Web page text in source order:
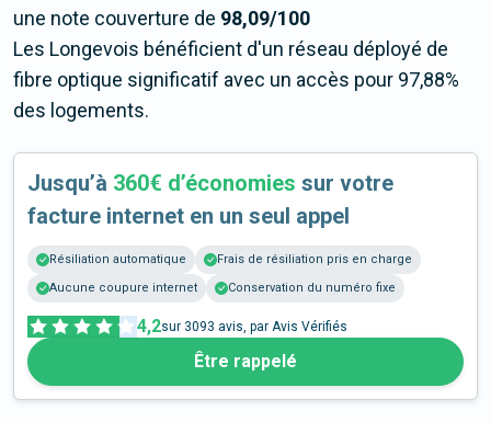
une note couverture de 98,09/100
Les Longevois bénéficient d'un réseau déployé de
fibre optique significatif avec un accès pour 97,88%
des logements.
Jusqu’à 360€ d’économies sur votre
facture internet en un seul appel
Résiliation automatique
Frais de résiliation pris en charge
Aucune coupure internet
Conservation du numéro fixe
4,2sur 3093 avis, par Avis Vérifiés
Être rappelé